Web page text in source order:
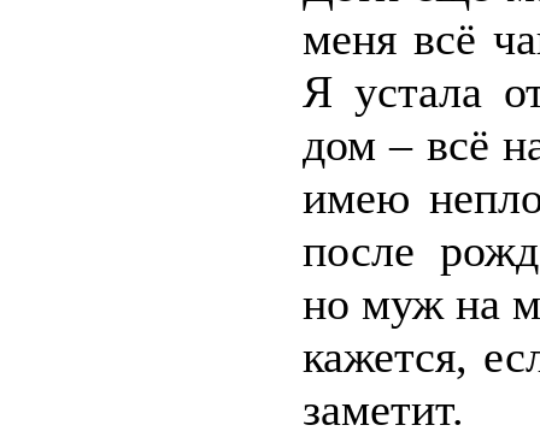
меня всё
Я устала
дом – всё
имею
после
но муж на
кажется,
заметит.